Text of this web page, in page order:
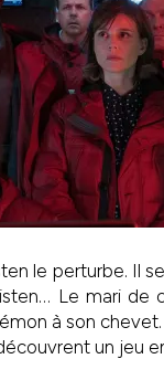
le perturbe. Il
Le mari
à son
un jeu